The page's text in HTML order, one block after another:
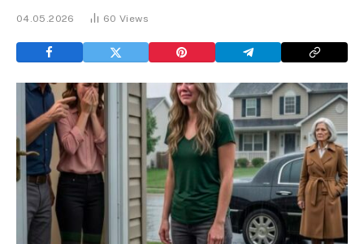
04.05.2026 60Views